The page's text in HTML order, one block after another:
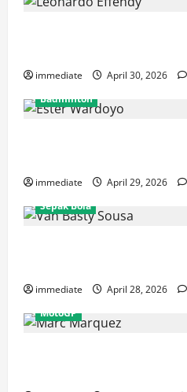
immediate April 30, 2026
Badminton
immediate April 29, 2026
Sepak Bola
immediate April 28, 2026
MotoGP